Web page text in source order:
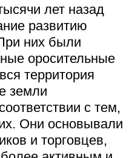
лет назад
развитию
них были
оросительные
территория
земли
с тем,
Они основывали
и торговцев,